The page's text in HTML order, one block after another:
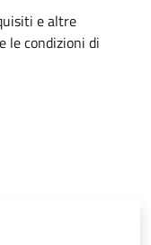
e altre
le condizioni di